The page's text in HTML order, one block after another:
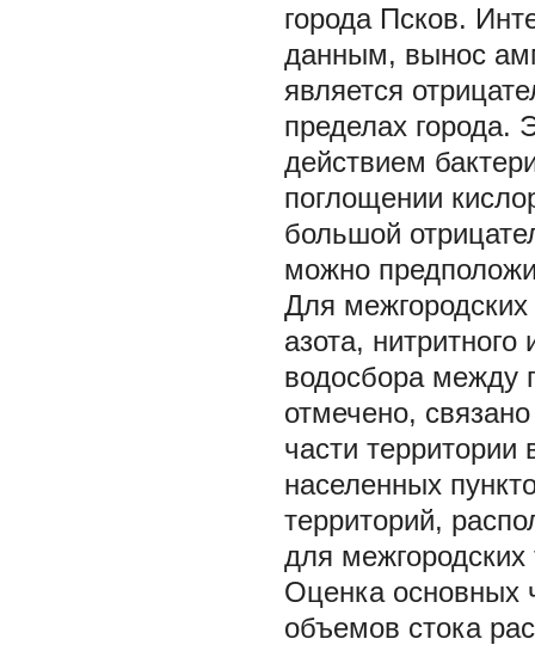
города Псков.
данным, вынос
является
пределах города.
действием
поглощении
большой
можно
Для
азота, нитритного
водосбора между
отмечено,
части
населенных
территорий,
для межгородских
Оценка основных
объемов стока